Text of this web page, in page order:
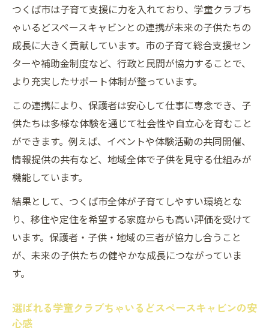
未来の子供育成に学童クラブが果たすべき
役割
ちゃいるどスペースキャビンが地域コミュ
ニティに与える影響
の連携事例
子育て環境改善なら学童クラブちゃいるどスペ
ースキャビンが強い味方に
子育て環境改善に学童クラブちゃいるどス
子育て支援センターみらいくらぶと学童ク
ラブの連携
学童クラブちゃいるどスペースキャビンの
子供ケア体制とは
ブの取り組み
つくば市は子育て支援に力を入れており、学童クラブち
ゃいるどスペースキャビンとの連携が未来の子供たちの
成長に大きく貢献しています。市の子育て総合支援セン
ターや補助金制度など、行政と民間が協力することで、
より充実したサポート体制が整っています。
この連携により、保護者は安心して仕事に専念でき、子
供たちは多様な体験を通じて社会性や自立心を育むこと
ができます。例えば、イベントや体験活動の共同開催、
情報提供の共有など、地域全体で子供を見守る仕組みが
機能しています。
結果として、つくば市全体が子育てしやすい環境とな
り、移住や定住を希望する家庭からも高い評価を受けて
います。保護者・子供・地域の三者が協力し合うこと
が、未来の子供たちの健やかな成長につながっていま
す。
選ばれる学童クラブちゃいるどスペースキャビンの安
心感